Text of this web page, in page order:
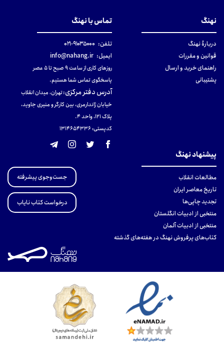
نهنگ
دربارهٔ نهنگ
قوانین و مقررات
راهنمای خرید و ارسال
پشتیبانی
تماس با نهنگ
تلفن: ۹۱۰۳۵۰۰۰-۰۲۱
ایمیل: info@nahang.ir
روزهای کاری از ساعت ۹ صبح تا ۵ عصر
پاسخگوی تماس شما هستیم.
آدرس دفتر مرکزی:تهران، میدان انقلاب
خیابان ژاندارمری، بین کارگر و منیری جاوید،
پلاک 121، واحد ۴.
کدپستی: 131465433۶
پیشنهاد نهنگ
مطالعات انقلاب
تاریخ معاصر ایران
تجدید چاپی‌ها
منتخبی از ادبیات انگلستان
منتخبی از ادبیات آلمان
کتاب‌های پرفروش نهنگ در هفته‌های گذشته
جست‌وجوی پیشرفته
درخواست کتاب نایاب